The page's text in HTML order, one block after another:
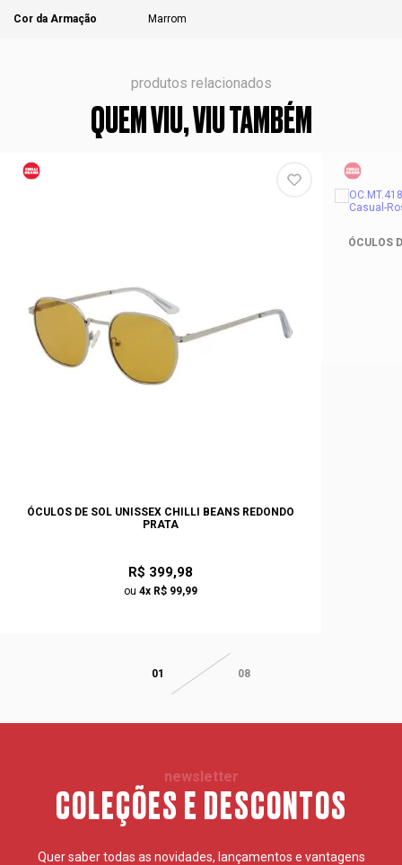
Cor da Armação Marrom
produtos relacionados
QUEM VIU, VIU TAMBÉM
ÓCULOS DE SOL UNISSEX CHILLI BEANS REDONDO
PRATA
R$ 399,98
ou 4x R$ 99,99
ÓCULOS
01 08
newsletter
COLEÇÕES E DESCONTOS
Quer saber todas as novidades, lançamentos e vantagens